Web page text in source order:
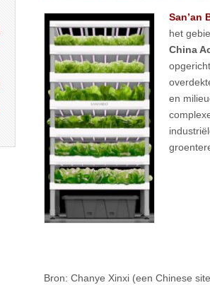
San’an
het
China
en
Bron: Chanye Xinxi (een Chinese